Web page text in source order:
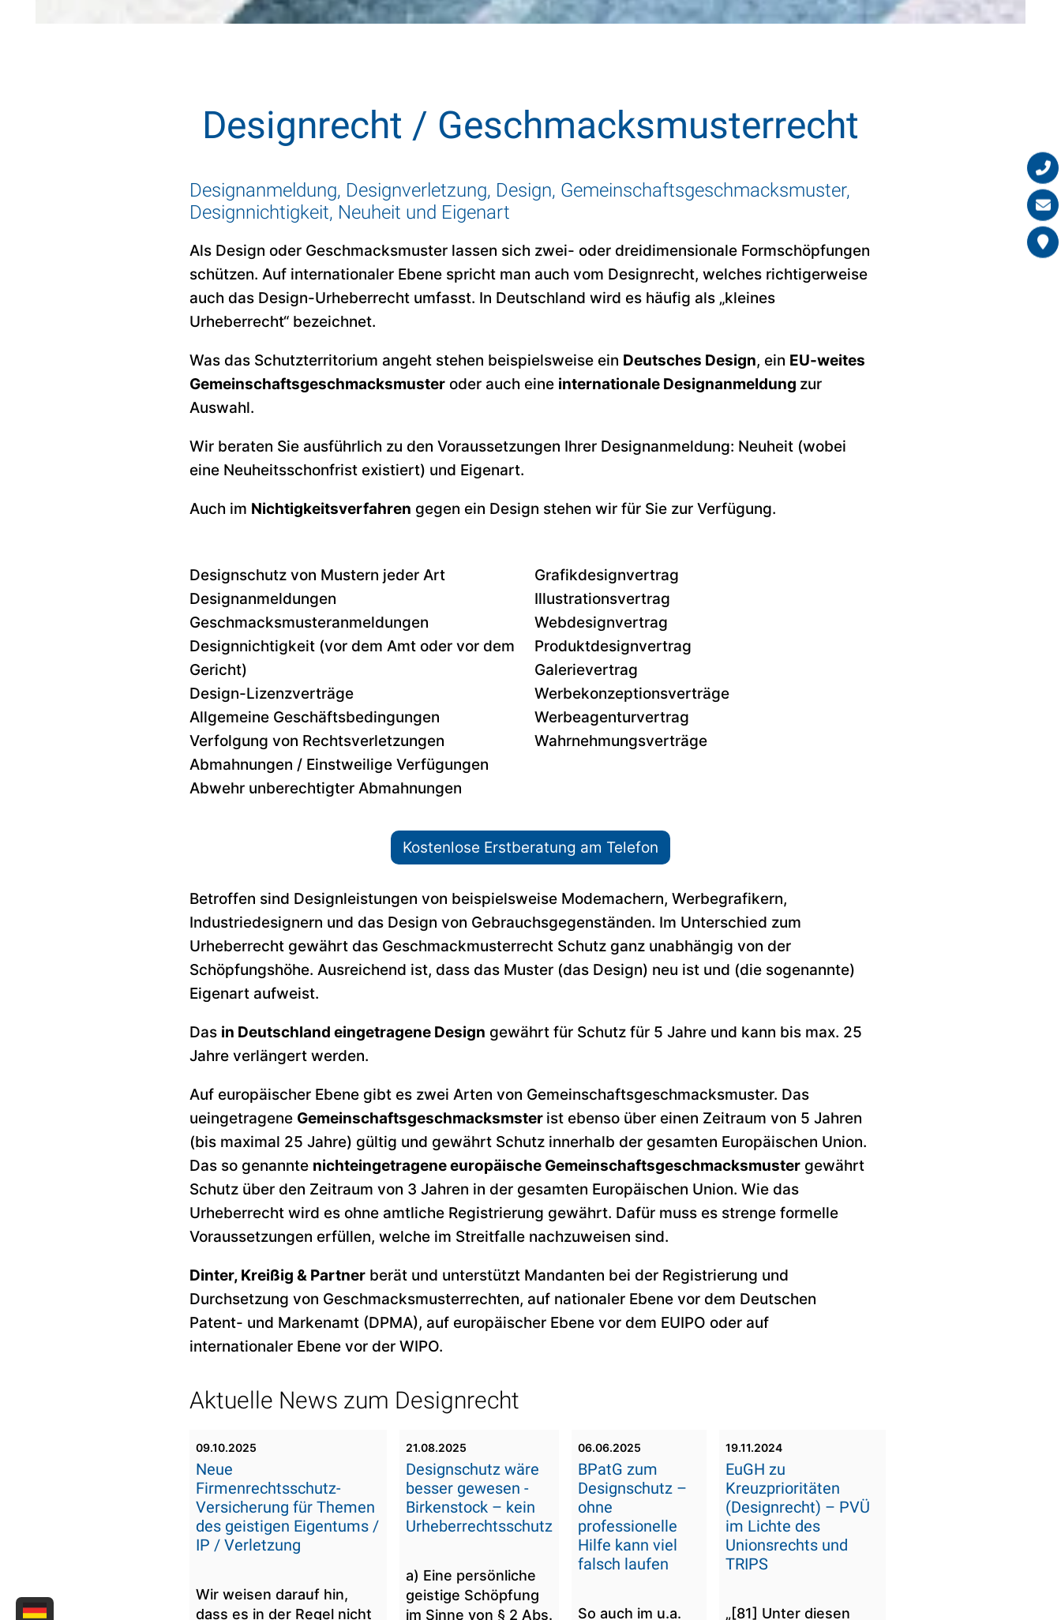
Designrecht / Geschmacksmusterrecht
Designanmeldung, Designverletzung, Design, Gemeinschaftsgeschmacksmuster,
Designnichtigkeit, Neuheit und Eigenart
Als Design oder Geschmacksmuster lassen sich zwei- oder dreidimensionale Formschöpfungen
schützen. Auf internationaler Ebene spricht man auch vom Designrecht, welches richtigerweise
auch das Design-Urheberrecht umfasst. In Deutschland wird es häufig als „kleines
Urheberrecht“ bezeichnet.
Was das Schutzterritorium angeht stehen beispielsweise ein Deutsches Design, ein EU-weites
Gemeinschaftsgeschmacksmuster oder auch eine internationale Designanmeldung zur
Auswahl.
Wir beraten Sie ausführlich zu den Voraussetzungen Ihrer Designanmeldung: Neuheit (wobei
eine Neuheitsschonfrist existiert) und Eigenart.
Auch im Nichtigkeitsverfahren gegen ein Design stehen wir für Sie zur Verfügung.
Designschutz von Mustern jeder Art
Designanmeldungen
Geschmacksmusteranmeldungen
Designnichtigkeit (vor dem Amt oder vor dem
Gericht)
Design-Lizenzverträge
Allgemeine Geschäftsbedingungen
Verfolgung von Rechtsverletzungen
Abmahnungen / Einstweilige Verfügungen
Abwehr unberechtigter Abmahnungen
Grafikdesignvertrag
Illustrationsvertrag
Webdesignvertrag
Produktdesignvertrag
Galerievertrag
Werbekonzeptionsverträge
Werbeagenturvertrag
Wahrnehmungsverträge
Kostenlose Erstberatung am Telefon
Betroffen sind Designleistungen von beispielsweise Modemachern, Werbegrafikern,
Industriedesignern und das Design von Gebrauchsgegenständen. Im Unterschied zum
Urheberrecht gewährt das Geschmackmusterrecht Schutz ganz unabhängig von der
Schöpfungshöhe. Ausreichend ist, dass das Muster (das Design) neu ist und (die sogenannte)
Eigenart aufweist.
Das in Deutschland eingetragene Design gewährt für Schutz für 5 Jahre und kann bis max. 25
Jahre verlängert werden.
Auf europäischer Ebene gibt es zwei Arten von Gemeinschaftsgeschmacksmuster. Das
ueingetragene Gemeinschaftsgeschmacksmster ist ebenso über einen Zeitraum von 5 Jahren
(bis maximal 25 Jahre) gültig und gewährt Schutz innerhalb der gesamten Europäischen Union.
Das so genannte nichteingetragene europäische Gemeinschaftsgeschmacksmuster gewährt
Schutz über den Zeitraum von 3 Jahren in der gesamten Europäischen Union. Wie das
Urheberrecht wird es ohne amtliche Registrierung gewährt. Dafür muss es strenge formelle
Voraussetzungen erfüllen, welche im Streitfalle nachzuweisen sind.
Dinter, Kreißig & Partner berät und unterstützt Mandanten bei der Registrierung und
Durchsetzung von Geschmacksmusterrechten, auf nationaler Ebene vor dem Deutschen
Patent- und Markenamt (DPMA), auf europäischer Ebene vor dem EUIPO oder auf
internationaler Ebene vor der WIPO.
Aktuelle News zum Designrecht
09.10.2025
Neue
Firmenrechtsschutz-
Versicherung für Themen
des geistigen Eigentums /
IP / Verletzung
Wir weisen darauf hin,
dass es in der Regel nicht
21.08.2025
Designschutz wäre
besser gewesen -
Birkenstock – kein
Urheberrechtsschutz
a) Eine persönliche
geistige Schöpfung
im Sinne von § 2 Abs.
06.06.2025
BPatG zum
Designschutz –
ohne
professionelle
Hilfe kann viel
falsch laufen
So auch im u.a.
19.11.2024
EuGH zu
Kreuzprioritäten
(Designrecht) – PVÜ
im Lichte des
Unionsrechts und
TRIPS
„[81] Unter diesen